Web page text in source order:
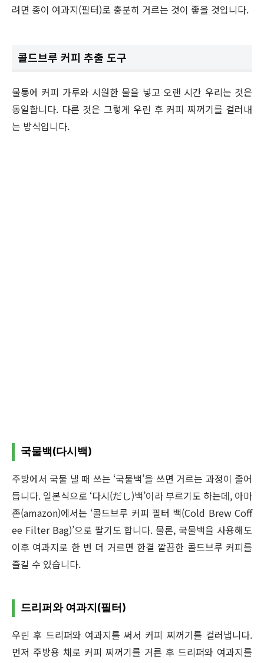
려면 종이 여과지(필터)로 충분히 거르는 것이 좋을 것입니다.
콜드브루 커피 추출 도구
물통에 커피 가루와 시원한 물을 넣고 오랜 시간 우리는 것은
동일합니다. 다른 것은 그렇게 우린 후 커피 찌꺼기를 걸러내
는 방식입니다.
국물백(다시백)
주방에서 국물 낼 때 쓰는 ‘국물백’을 쓰면 거르는 과정이 줄어
듭니다. 일본식으로 ‘다시(だし)백’이라 부르기도 하는데, 아마
존(amazon)에서는 ‘콜드브루 커피 필터 백(Cold Brew Coff
ee Filter Bag)’으로 팔기도 합니다. 물론, 국물백을 사용해도
이후 여과지로 한 번 더 거르면 한결 깔끔한 콜드브루 커피를
즐길 수 있습니다.
드리퍼와 여과지(필터)
우린 후 드리퍼와 여과지를 써서 커피 찌꺼기를 걸러냅니다.
먼저 주방용 채로 커피 찌꺼기를 거른 후 드리퍼와 여과지를